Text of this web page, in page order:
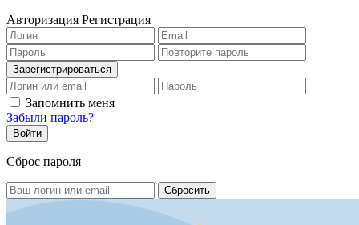
Авторизация Регистрация
Запомнить меня
Забыли пароль?
Сброс пароля